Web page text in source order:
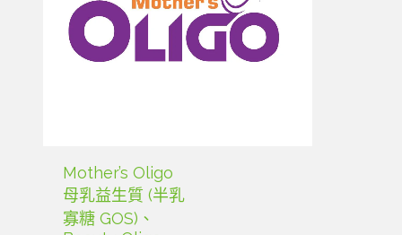
Mother’s Oligo
母乳益生質 (半乳
寡糖 GOS)、